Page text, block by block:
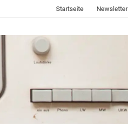
Startseite Newsletter